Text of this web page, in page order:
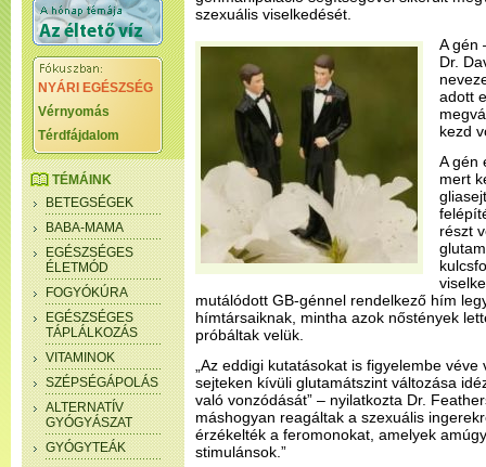
NYÁRI EGÉSZSÉG
Vérnyomás
Térdfájdalom
TÉMÁINK
BETEGSÉGEK
BABA-MAMA
EGÉSZSÉGES
ÉLETMÓD
FOGYÓKÚRA
EGÉSZSÉGES
TÁPLÁLKOZÁS
VITAMINOK
SZÉPSÉGÁPOLÁS
ALTERNATÍV
GYÓGYÁSZAT
GYÓGYTEÁK
szexuális viselkedését.
A gén
Dr.
adott
kezd
A gén
mert
részt
mutálódott GB-génnel rendelkező hím
hímtársaiknak, mintha azok nőstények
próbáltak velük.
„Az eddigi kutatásokat is figyelembe
sejteken kívüli glutamátszint változása
való vonzódását” – nyilatkozta Dr.
máshogyan reagáltak a szexuális
érzékelték a feromonokat, amelyek
stimulánsok.”